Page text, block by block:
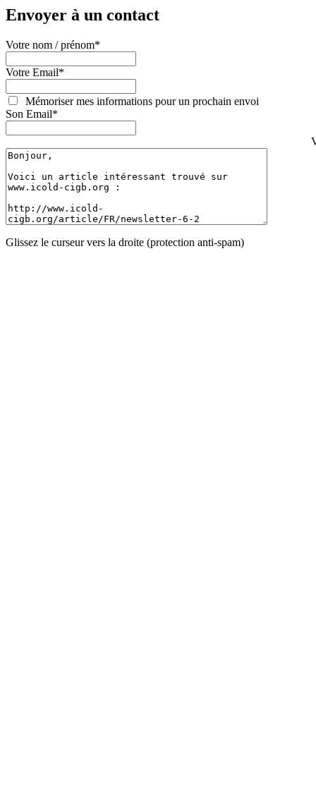
Envoyer à un contact
Votre nom / prénom*
Votre Email*
Mémoriser mes informations pour un prochain envoi
Son Email*
Glissez le curseur vers la droite (protection anti-spam)